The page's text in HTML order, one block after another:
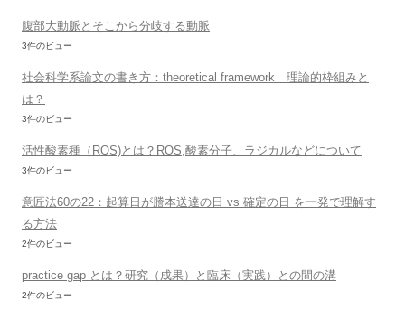
腹部大動脈とそこから分岐する動脈
3件のビュー
社会科学系論文の書き方：theoretical framework 理論的枠組みと
は？
3件のビュー
活性酸素種（ROS)とは？ROS,酸素分子、ラジカルなどについて
3件のビュー
意匠法60の22：起算日が謄本送達の日 vs 確定の日 を一発で理解す
る方法
2件のビュー
practice gap とは？研究（成果）と臨床（実践）との間の溝
2件のビュー